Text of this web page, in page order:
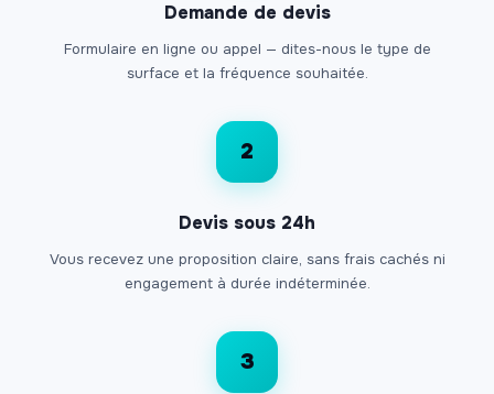
Demande de devis
Formulaire en ligne ou appel — dites-nous le type de
surface et la fréquence souhaitée.
2
Devis sous 24h
Vous recevez une proposition claire, sans frais cachés ni
engagement à durée indéterminée.
3